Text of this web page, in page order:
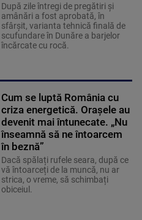
După zile întregi de pregătiri și
amânări a fost aprobată, în
sfârșit, varianta tehnică finală de
scufundare în Dunăre a barjelor
încărcate cu rocă.
Cum se luptă România cu
criza energetică. Orașele au
devenit mai întunecate. „Nu
înseamnă să ne întoarcem
în beznă”
Dacă spălați rufele seara, după ce
vă întoarceți de la muncă, nu ar
strica, o vreme, să schimbați
obiceiul.